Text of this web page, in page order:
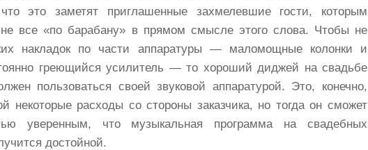
это заметят приглашенные захмелевшие гости, которым
все «по барабану» в прямом смысле этого слова. Чтобы не
накладок по части аппаратуры — маломощные колонки и
греющийся усилитель — то хороший диджей на свадьбе
пользоваться своей звуковой аппаратурой. Это, конечно,
некоторые расходы со стороны заказчика, но тогда он сможет
уверенным, что музыкальная программа на свадебных
достойной.